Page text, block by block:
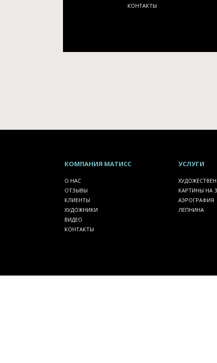
КОНТАКТЫ
КОМПАНИЯ МАТИСС
О НАС
ОТЗЫВЫ
КЛИЕНТЫ
ХУДОЖНИКИ
ВИДЕО
КОНТАКТЫ
УСЛУГИ
КАРТИНЫ НА
АЭРОГРАФИЯ
ЛЕПНИНА